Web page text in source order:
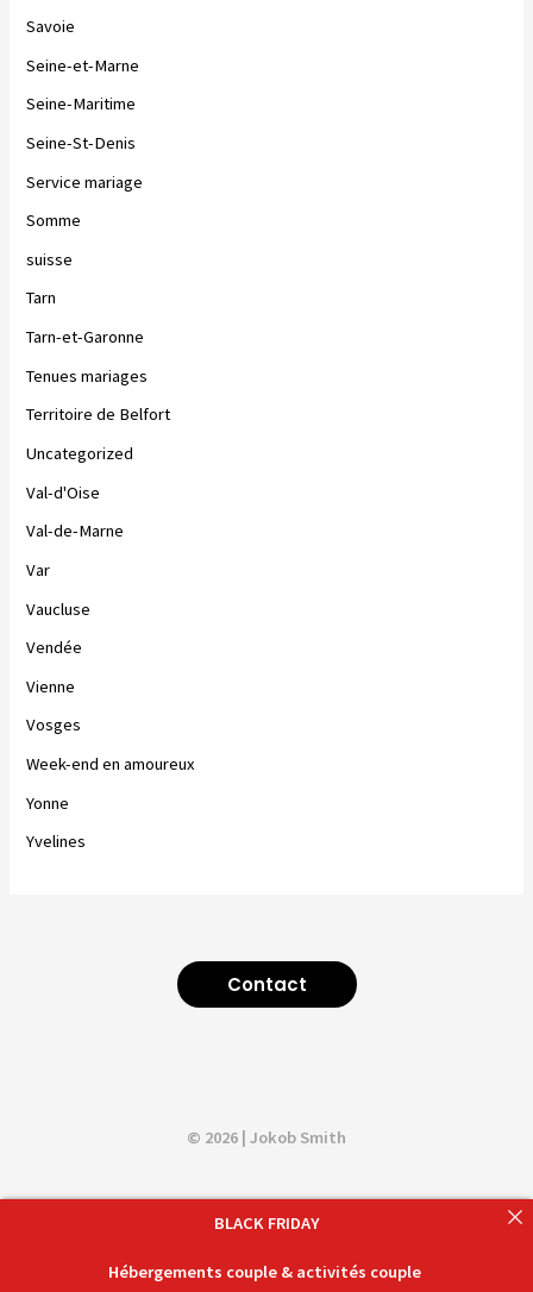
Savoie
Seine-et-Marne
Seine-Maritime
Seine-St-Denis
Service mariage
Somme
suisse
Tarn
Tarn-et-Garonne
Tenues mariages
Territoire de Belfort
Uncategorized
Val-d'Oise
Val-de-Marne
Var
Vaucluse
Vendée
Vienne
Vosges
Week-end en amoureux
Yonne
Yvelines
Contact
© 2026 | Jokob Smith
BLACK FRIDAY
Hébergements couple & activités couple